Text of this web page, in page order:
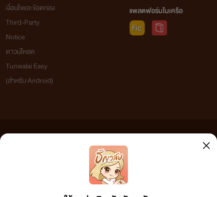
เงื่อนไขและข้อตกลง
Third-Party
Notice
ดาวน์โหลด
Tunwalai Easy
(สำหรับ Android)
แพลตฟอร์มในเครือ
เว็บไซต์แห่งนี้ไม่ได้เห็นด้วยและไม่ขอรับผิดชอบต่อข้อความใดๆ ทั้งสิ้น ดังนั้นผู้อ่านทุกท่านโปรดใช้
วิจารณญาณในการกลั่นกรองด้วยตนเอง และหากท่านพบข้อความใดๆ ที่ขัดต่อกฎหมายและศีลธรรม
กรุณาแจ้งมาที่ tunwalai@ookbee.com เพื่อทีมงานจะได้ดำเนินการในทันที ทั้งนี้ ทางเว็บไซต์ขอสงวน
ลิขสิทธิ์ตามพระราชบัญญัติลิขสิทธิ์ (ฉบับเพิ่มเติม) พ.ศ.2558